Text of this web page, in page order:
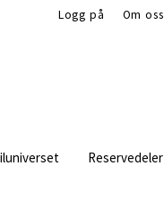
Logg på Om oss
Reservedeler